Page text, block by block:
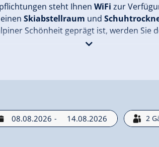
steht Ihnen WiFi zur
Skiabstellraum und
Schönheit geprägt ist, werden Sie
entspannte Wochenenden!
- 2